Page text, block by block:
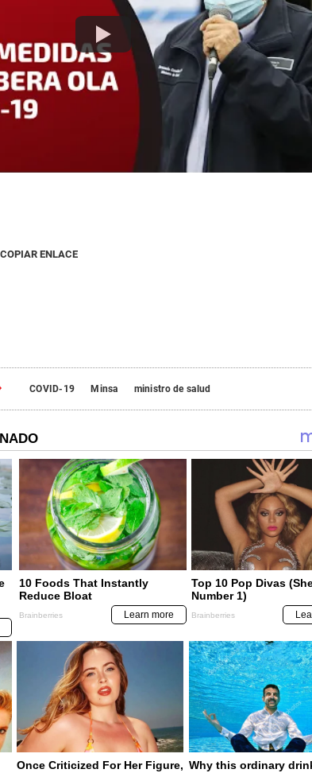
COPIAR ENLACE
COVID-19 Minsa ministro de salud